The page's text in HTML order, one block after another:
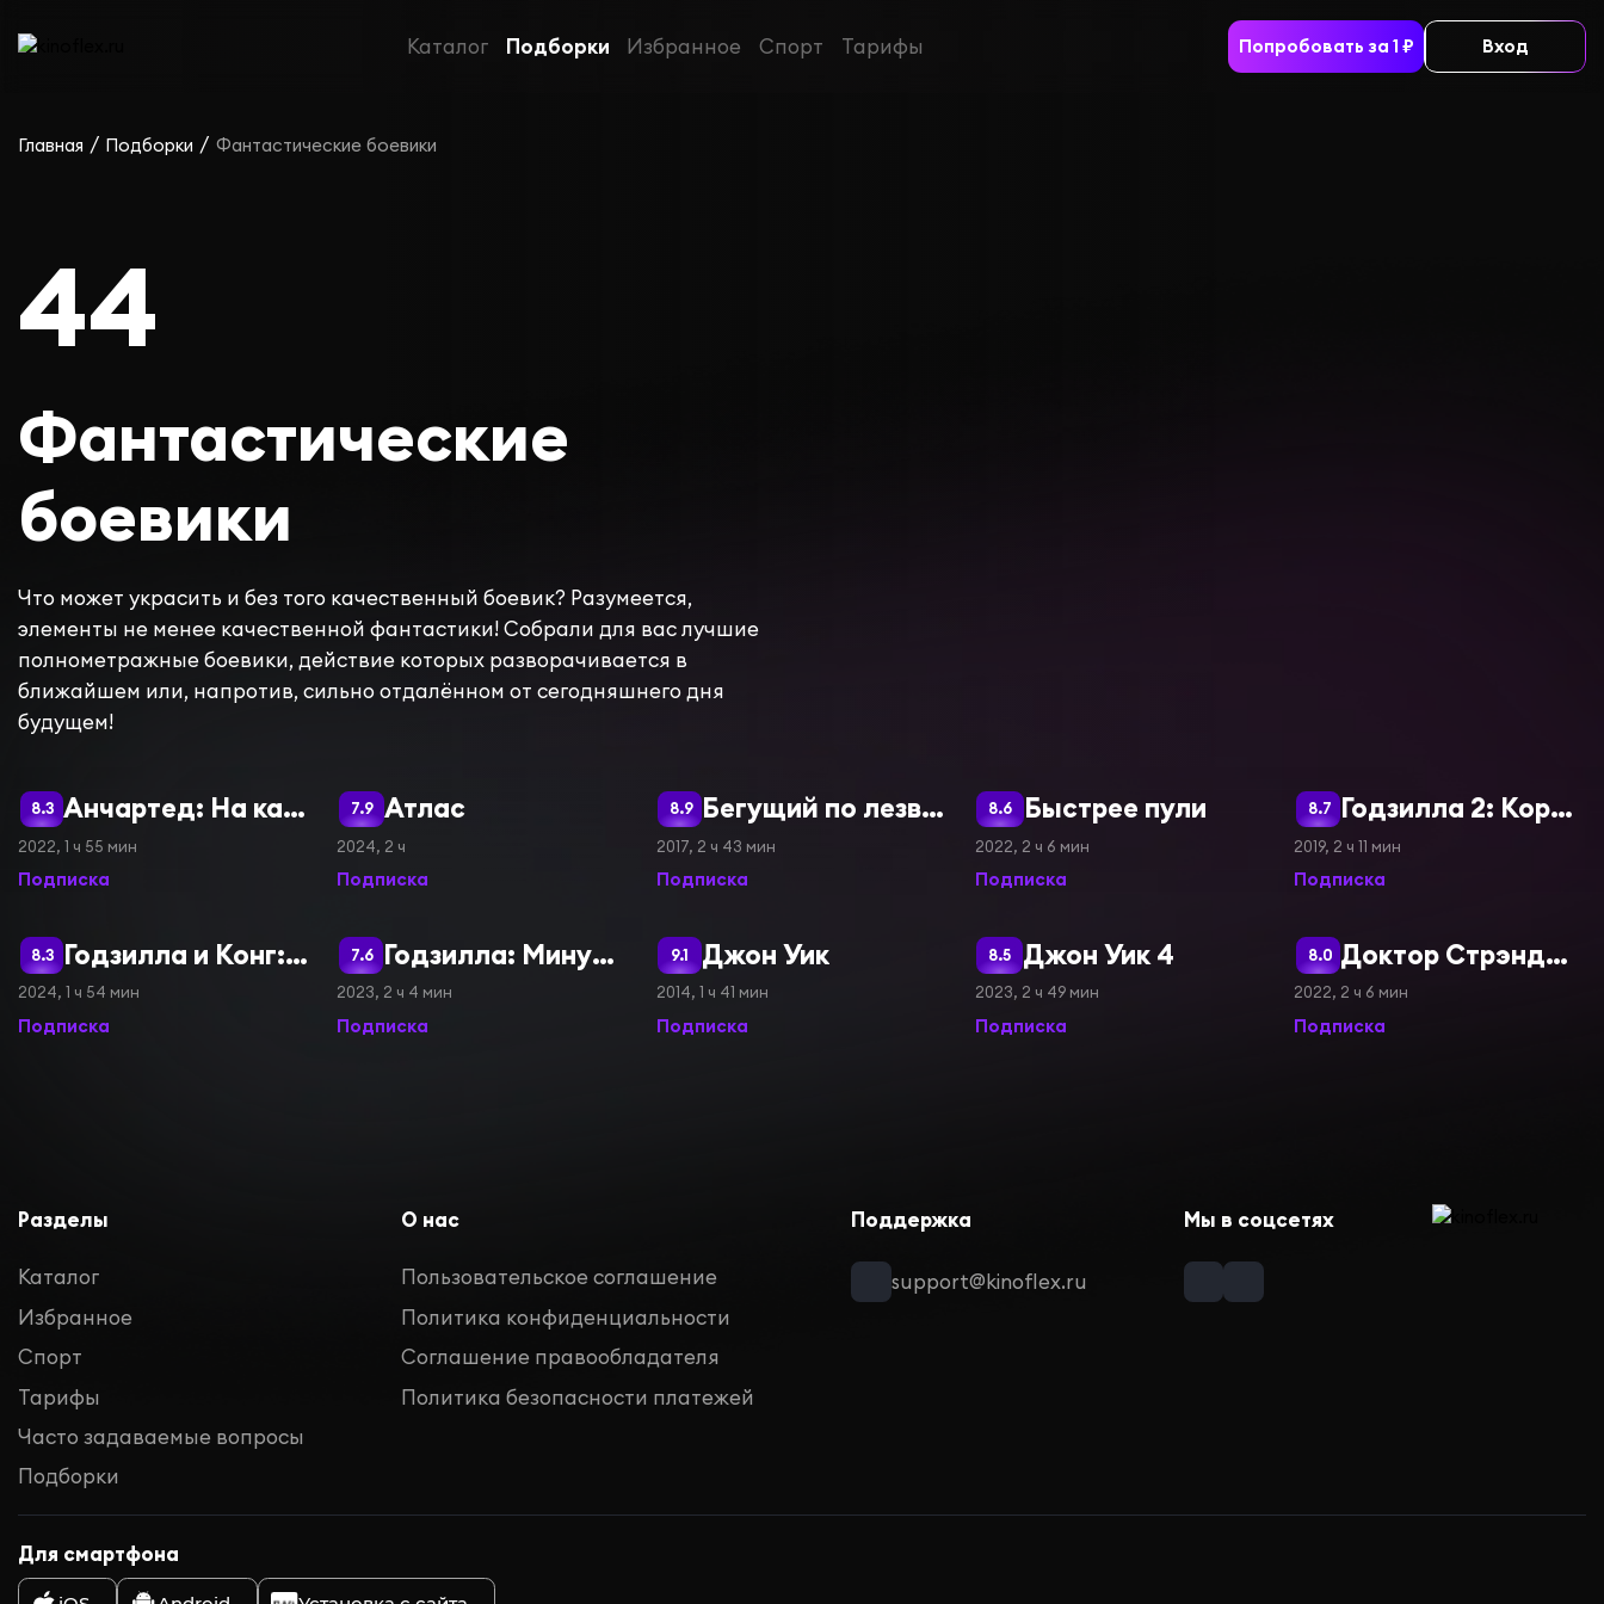
Каталог Подборки Избранное Спорт Тарифы Попробовать за 1 ₽ Вход
Главная / Подборки / Фантастические боевики
44
Фантастические
боевики
Что может украсить и без того качественный боевик? Разумеется,
элементы не менее качественной фантастики! Собрали для вас лучшие
полнометражные боевики, действие которых разворачивается в
ближайшем или, напротив, сильно отдалённом от сегодняшнего дня
будущем!
8.3 Анчартед: На картах не значится
2022, 1 ч 55 мин
Подписка
7.9 Атлас
2024, 2 ч
Подписка
8.9 Бегущий по лезвию 2049
2017, 2 ч 43 мин
Подписка
8.6 Быстрее пули
2022, 2 ч 6 мин
Подписка
8.7 Годзилла 2: Король монстров
2019, 2 ч 11 мин
Подписка
8.3 Годзилла и Конг: Новая империя
2024, 1 ч 54 мин
Подписка
7.6 Годзилла: Минус один
2023, 2 ч 4 мин
Подписка
9.1 Джон Уик
2014, 1 ч 41 мин
Подписка
8.5 Джон Уик 4
2023, 2 ч 49 мин
Подписка
8.0 Доктор Стрэндж: В мультивселенной безумия
2022, 2 ч 6 мин
Подписка
Разделы
Каталог
Избранное
Спорт
Тарифы
Часто задаваемые вопросы
Подборки
О нас
Пользовательское соглашение
Политика конфиденциальности
Соглашение правообладателя
Политика безопасности платежей
Поддержка
support@kinoflex.ru
Мы в соцсетях
Для смартфона